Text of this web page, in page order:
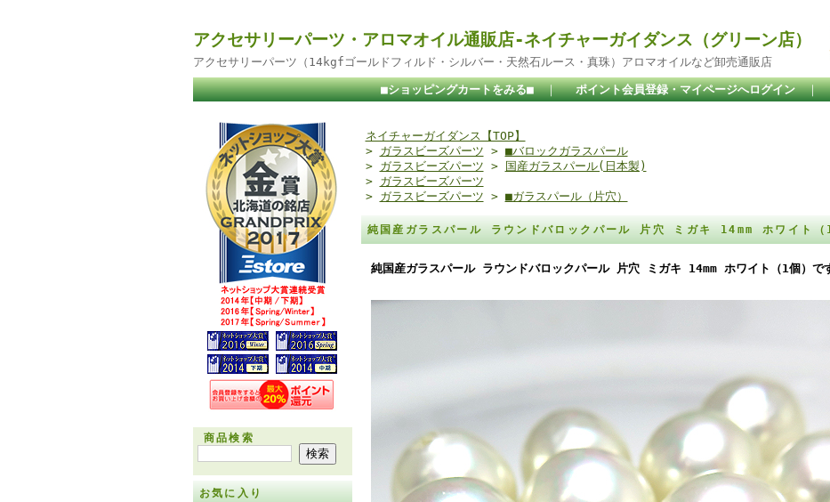
アクセサリーパーツ・アロマオイル通販店-ネイチャーガイダンス（グリーン店）
アクセサリーパーツ（14kgfゴールドフィルド・シルバー・天然石ルース・真珠）アロマオイルなど卸売通販店
■ショッピングカートをみる■ ｜ ポイント会員登録・マイページへログイン ｜
商品検索
お気に入り
ネイチャーガイダンス【TOP】
> ガラスビーズパーツ > ■バロックガラスパール
> ガラスビーズパーツ >
国産ガラスパール(日本製)
> ガラスビーズパーツ
> ガラスビーズパーツ > ■ガラスパール（片穴）
純国産ガラスパール ラウンドバロックパール 片穴 ミガキ 14mm ホワイト
純国産ガラスパール ラウンドバロックパール 片穴 ミガキ 14mm ホワイト（1個）で